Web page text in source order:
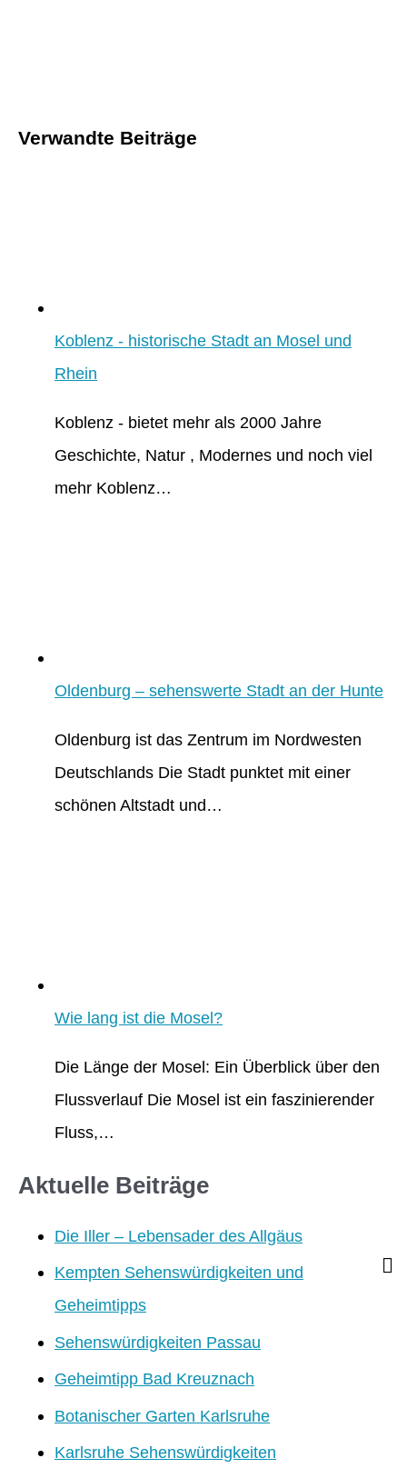
Verwandte Beiträge
Koblenz - historische Stadt an Mosel und
Rhein
Koblenz - bietet mehr als 2000 Jahre
Geschichte, Natur , Modernes und noch viel
mehr Koblenz…
Oldenburg – sehenswerte Stadt an der Hunte
Oldenburg ist das Zentrum im Nordwesten
Deutschlands Die Stadt punktet mit einer
schönen Altstadt und…
Wie lang ist die Mosel?
Die Länge der Mosel: Ein Überblick über den
Flussverlauf Die Mosel ist ein faszinierender
Fluss,…
Aktuelle Beiträge
Die Iller – Lebensader des Allgäus
Kempten Sehenswürdigkeiten und
Geheimtipps
Sehenswürdigkeiten Passau
Geheimtipp Bad Kreuznach
Botanischer Garten Karlsruhe
Karlsruhe Sehenswürdigkeiten